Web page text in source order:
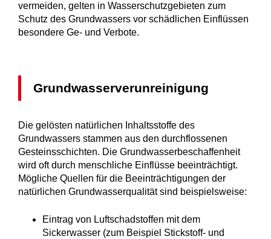
vermeiden, gelten in Wasserschutzgebieten zum
Schutz des Grundwassers vor schädlichen Einflüssen
besondere Ge- und Verbote.
Grundwasserverunreinigung
Die gelösten natürlichen Inhaltsstoffe des
Grundwassers stammen aus den durchflossenen
Gesteinsschichten. Die Grundwasserbeschaffenheit
wird oft durch menschliche Einflüsse beeinträchtigt.
Mögliche Quellen für die Beeinträchtigungen der
natürlichen Grundwasserqualität sind beispielsweise:
Eintrag von Luftschadstoffen mit dem
Sickerwasser (zum Beispiel Stickstoff- und